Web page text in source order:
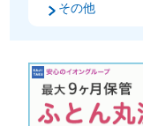
その他